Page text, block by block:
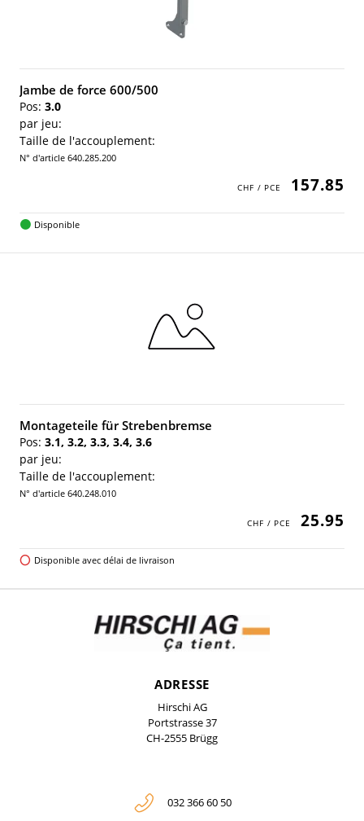
Jambe de force 600/500
Pos: 3.0
par jeu:
Taille de l'accouplement:
N° d'article 640.285.200
157.85
Disponible
Montageteile für Strebenbremse
Pos: 3.1, 3.2, 3.3, 3.4, 3.6
par jeu:
Taille de l'accouplement:
N° d'article 640.248.010
25.95
Disponible avec délai de livraison
ADRESSE
Hirschi AG
Portstrasse 37
CH-2555 Brügg
032 366 60 50